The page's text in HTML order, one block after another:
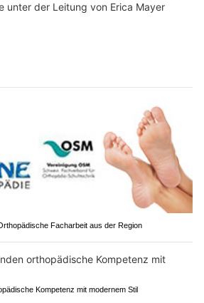
unter der Leitung von Erica Mayer
Facharbeit aus der Region
Kompetenz mit modernem Stil